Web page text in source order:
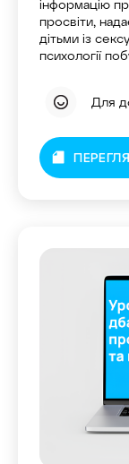
інформацію
просвіти,
дітьми із
психології
Для